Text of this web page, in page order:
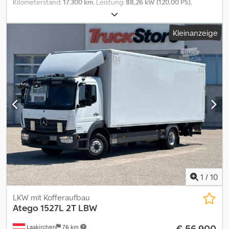
Kilometerstand:17.300 km, Leistung:88,26 kW (120,00 PS),
, Leergewicht:
10.500 kg, Achsen-Konfiguration:4x4, Kraftstoff:Diesel, Baujahr:
Allradantrieb, Top Zustand Djdpfxsxm S Abo
Kleinanzeige
1 / 10
Laakirchen 76 km
LKW mit Kofferaufbau
Atego 1527L 2T LBW